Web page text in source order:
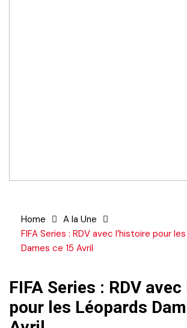
Home
A la Une
FIFA Series : RDV avec l’histoire pour
Dames ce 15 Avril
FIFA Series : RDV
pour les Léopards